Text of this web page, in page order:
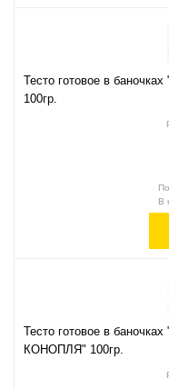
Тесто готовое в
100гр.
В
Тесто готовое в
КОНОПЛЯ" 100гр.